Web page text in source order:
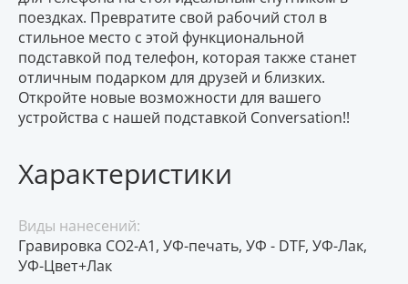
поездках. Превратите свой рабочий стол в
стильное место с этой функциональной
подставкой под телефон, которая также станет
отличным подарком для друзей и близких.
Откройте новые возможности для вашего
устройства с нашей подставкой Conversation!!
Характеристики
Виды нанесений:
Гравировка CO2-А1, УФ-печать, УФ - DTF, УФ-Лак,
УФ-Цвет+Лак